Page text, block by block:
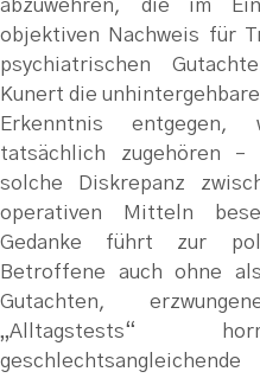
abzuwehren, die im
objektiven Nachweis für
psychiatrischen
Kunert die
Erkenntnis entgegen,
tatsächlich zugehören
solche Diskrepanz
operativen Mitteln
Gedanke führt zur
Betroffene auch ohne
Gutachten,
„Alltagstests“